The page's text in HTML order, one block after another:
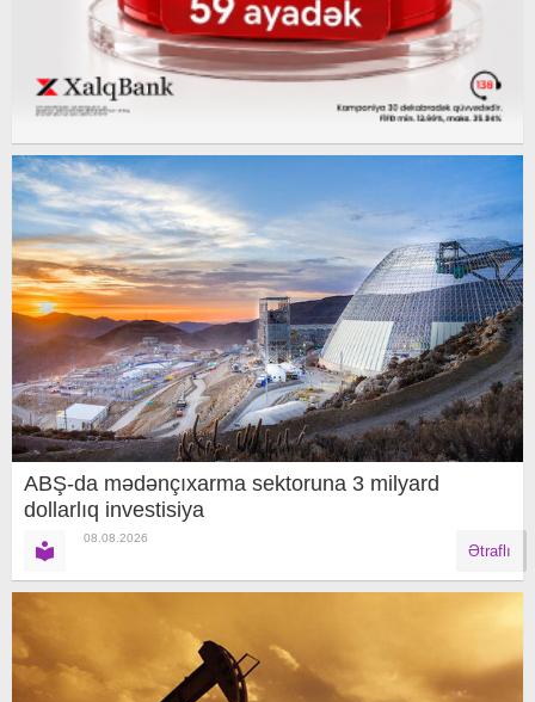
ABŞ-da mədənçıxarma sektoruna 3 milyard
dollarlıq investisiya
08.08.2026
Ətraflı